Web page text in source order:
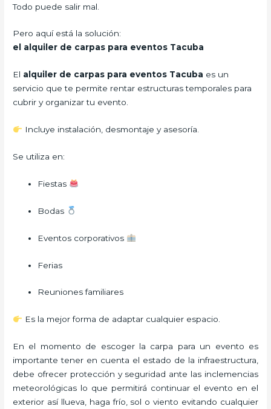
Todo puede salir mal.
Pero aquí está la solución:
el alquiler de carpas para eventos Tacuba
El alquiler de carpas para eventos Tacuba es un
servicio que te permite rentar estructuras temporales para
cubrir y organizar tu evento.
Incluye instalación, desmontaje y asesoría.
Se utiliza en:
Fiestas
Bodas
Eventos corporativos
Ferias
Reuniones familiares
Es la mejor forma de adaptar cualquier espacio.
En el momento de escoger la carpa para un evento es
importante tener en cuenta el estado de la infraestructura,
debe ofrecer protección y seguridad ante las inclemencias
meteorológicas lo que permitirá continuar el evento en el
exterior así llueva, haga frío, sol o viento evitando cualquier